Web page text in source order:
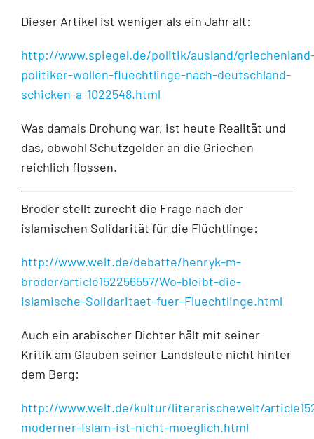
Dieser Artikel ist weniger als ein Jahr alt:
http://www.spiegel.de/politik/ausland/
politiker-wollen-fluechtlinge-nach-deutschland-
schicken-a-1022548.html
Was damals Drohung war, ist heute Realität und
das, obwohl Schutzgelder an die Griechen
reichlich flossen.
Broder stellt zurecht die Frage nach der
islamischen Solidarität für die Flüchtlinge:
http://www.welt.de/debatte/henryk-m-
broder/article152256557/Wo-bleibt-die-
islamische-Solidaritaet-fuer-Fluechtlinge.html
Auch ein arabischer Dichter hält mit seiner
Kritik am Glauben seiner Landsleute nicht hinter
dem Berg:
http://www.welt.de/kultur/literarischewelt/
moderner-Islam-ist-nicht-moeglich.html